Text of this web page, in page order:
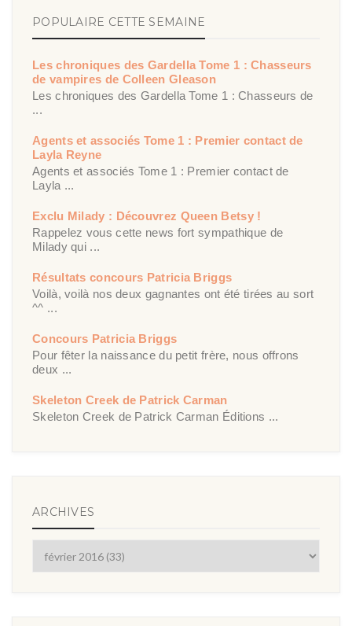
POPULAIRE CETTE SEMAINE
Les chroniques des Gardella Tome 1 : Chasseurs
de vampires de Colleen Gleason
Les chroniques des Gardella Tome 1 : Chasseurs de
...
Agents et associés Tome 1 : Premier contact de
Layla Reyne
Agents et associés Tome 1 : Premier contact de
Layla ...
Exclu Milady : Découvrez Queen Betsy !
Rappelez vous cette news fort sympathique de
Milady qui ...
Résultats concours Patricia Briggs
Voilà, voilà nos deux gagnantes ont été tirées au sort
^^ ...
Concours Patricia Briggs
Pour fêter la naissance du petit frère, nous offrons
deux ...
Skeleton Creek de Patrick Carman
Skeleton Creek de Patrick Carman Éditions ...
ARCHIVES